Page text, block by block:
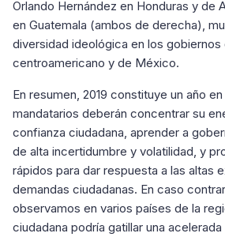
Orlando Hernández en Honduras y de
en Guatemala (ambos de derecha),
diversidad ideológica en los gobiernos
centroamericano y de México.
En resumen, 2019 constituye un año
mandatarios deberán concentrar su
confianza ciudadana, aprender a
de alta incertidumbre y volatilidad, y
rápidos para dar respuesta a las altas
demandas ciudadanas. En caso
observamos en varios países de la
ciudadana podría gatillar una